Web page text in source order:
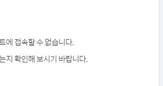
에 접속할 수 없습니다.
지 확인해 보시기 바랍니다.